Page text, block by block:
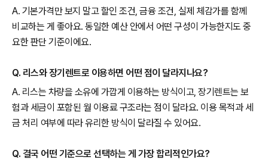
A. 기본가격만 보지 말고 할인 조건, 금융 조건, 실제 체감가를 함께
비교하는 게 좋아요. 동일한 예산 안에서 어떤 구성이 가능한지도 중
요한 판단 기준이에요.
Q. 리스와 장기렌트로 이용하면 어떤 점이 달라지나요?
A. 리스는 차량을 소유에 가깝게 이용하는 방식이고, 장기렌트는 보
험과 세금이 포함된 월 이용료 구조라는 점이 달라요. 이용 목적과 세
금 처리 여부에 따라 유리한 방식이 달라질 수 있어요.
Q. 결국 어떤 기준으로 선택하는 게 가장 합리적인가요?